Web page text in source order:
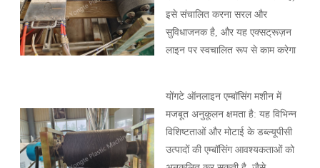
इसे संचालित करना सरल और
सुविधाजनक है, और यह एक्सट्रूज़न
लाइन पर स्वचालित रूप से काम करेगा
योंगटे ऑनलाइन एम्बॉसिंग मशीन में
मजबूत अनुकूलन क्षमता है: यह विभिन्न
विशिष्टताओं और मोटाई के डब्ल्यूपीसी
उत्पादों की एम्बॉसिंग आवश्यकताओं को